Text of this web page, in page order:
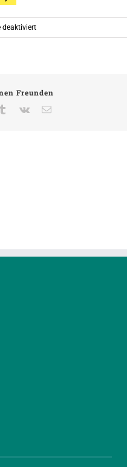
deaktiviertfür
März5
Freunden
TumblrVk
E-